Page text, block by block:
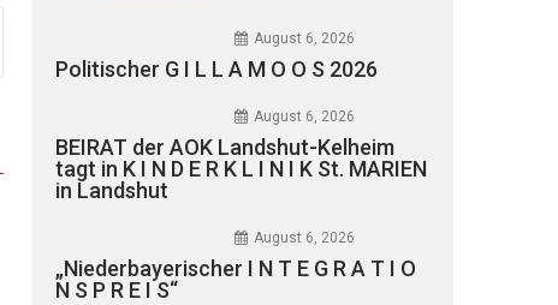
August 6, 2026
Politischer G I L L A M O O S 2026
August 6, 2026
BEIRAT der AOK Landshut-Kelheim
tagt in K I N D E R K L I N I K St. MARIEN
in Landshut
August 6, 2026
„Niederbayerischer I N T E G R A T I O
N S P R E I S“